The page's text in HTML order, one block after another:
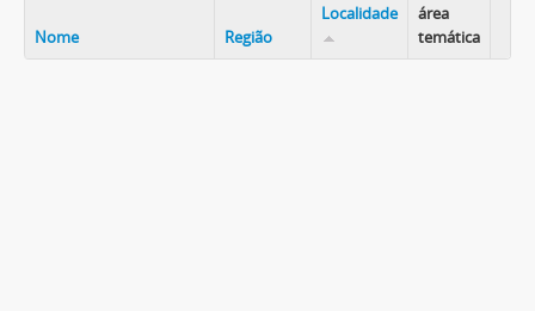
Nome Região
Localidade
área
temática